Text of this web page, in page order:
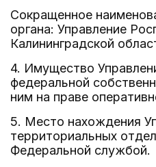
Сокращенное
органа: Управление
Калининградской
4. Имущество
федеральной
ним на праве
5. Место нахождения
территориальных
Федеральной службой.